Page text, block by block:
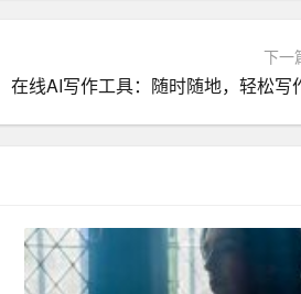
和高效的同时，我们也要注意保持
种辅助工具，发挥自己的主观能
写作，掌握 AI 写作技巧，将其作
下一
在线AI写作工具：随时随地，轻松写